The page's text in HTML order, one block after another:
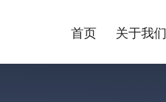
首页 关于我们